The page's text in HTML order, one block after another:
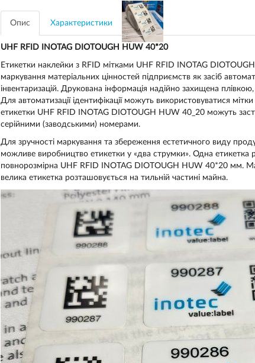
Опис Характеристики
UHF RFID INOTAG DIOTOUGH HUW 40*20
Етикетки наклейки з RFID мітками UHF RFID INOTAG
маркування матеріальних цінностей підприємств як засіб
інвентаризацій. Друкована інформація надійно захищена
Для автоматизації ідентифікації можуть використовуватися
етикетки UHF RFID INOTAG DIOTOUGH HUW 40_20 можуть
серійними (заводськими) номерами.
Для зручності маркування та збереження естетичного виду
можливе виробництво етикетки у «два струмки». Одна етикетка
повнорозмірна UHF RFID INOTAG DIOTOUGH HUW 40*20 мм.
велика етикетка розташовується на тильній частині майна.